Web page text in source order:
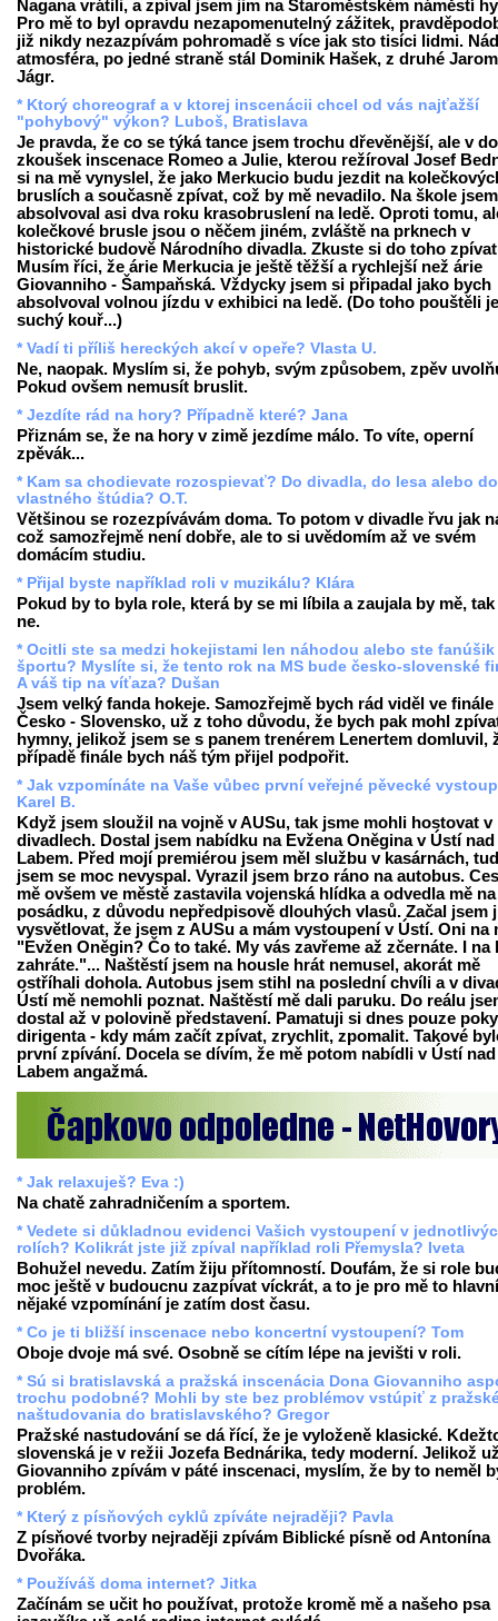
Nagana vrátili, a zpíval jsem jim na Staroměstském náměstí
Pro mě to byl opravdu nezapomenutelný zážitek,
již nikdy nezazpívám pohromadě s více jak sto tisíci lidmi.
atmosféra, po jedné straně stál Dominik Hašek, z druhé
Jágr.
* Ktorý choreograf a v ktorej inscenácii chcel od vás najťažší
"pohybový" výkon? Luboš, Bratislava
Je pravda, že co se týká tance jsem trochu dřevěnější, ale v
zkoušek inscenace Romeo a Julie, kterou režíroval Josef
si na mě vynyslel, že jako Merkucio budu jezdit na
bruslích a současně zpívat, což by mě nevadilo. Na škole jsem
absolvoval asi dva roku krasobruslení na ledě. Oproti tomu,
kolečkové brusle jsou o něčem jiném, zvláště na prknech v
historické budově Národního divadla. Zkuste si do toho
Musím říci, že árie Merkucia je ještě těžší a rychlejší než árie
Giovanniho - Šampaňská. Vždycky jsem si připadal jako bych
absolvoval volnou jízdu v exhibici na ledě. (Do toho pouštěli
suchý kouř...)
* Vadí ti příliš hereckých akcí v opeře? Vlasta U.
Ne, naopak. Myslím si, že pohyb, svým způsobem, zpěv
Pokud ovšem nemusít bruslit.
* Jezdíte rád na hory? Případně které? Jana
Přiznám se, že na hory v zimě jezdíme málo. To víte, operní
zpěvák...
* Kam sa chodievate rozospievať? Do divadla, do lesa alebo do
vlastného štúdia? O.T.
Většinou se rozezpívávám doma. To potom v divadle řvu jak
což samozřejmě není dobře, ale to si uvědomím až ve svém
domácím studiu.
* Přijal byste například roli v muzikálu? Klára
Pokud by to byla role, která by se mi líbila a zaujala by mě,
ne.
* Ocitli ste sa medzi hokejistami len náhodou alebo ste
športu? Myslíte si, že tento rok na MS bude česko-slovenské
A váš tip na víťaza? Dušan
Jsem velký fanda hokeje. Samozřejmě bych rád viděl ve finále
Česko - Slovensko, už z toho důvodu, že bych pak mohl
hymny, jelikož jsem se s panem trenérem Lenertem domluvil,
případě finále bych náš tým přijel podpořit.
* Jak vzpomínáte na Vaše vůbec první veřejné pěvecké
Karel B.
Když jsem sloužil na vojně v AUSu, tak jsme mohli hostovat v
divadlech. Dostal jsem nabídku na Evžena Oněgina v Ústí nad
Labem. Před mojí premiérou jsem měl službu v kasárnách,
jsem se moc nevyspal. Vyrazil jsem brzo ráno na autobus.
mě ovšem ve městě zastavila vojenská hlídka a odvedla mě na
posádku, z důvodu nepředpisově dlouhých vlasů. Začal jsem
vysvětlovat, že jsem z AUSu a mám vystoupení v Ústí. Oni na
"Evžen Oněgin? Čo to také. My vás zavřeme až zčernáte. I na
zahráte."... Naštěstí jsem na housle hrát nemusel, akorát mě
ostříhali dohola. Autobus jsem stihl na poslední chvíli a v
Ústí mě nemohli poznat. Naštěstí mě dali paruku. Do reálu
dostal až v polovině představení. Pamatuji si dnes pouze
dirigenta - kdy mám začít zpívat, zrychlit, zpomalit. Takové
první zpívání. Docela se dívím, že mě potom nabídli v Ústí nad
Labem angažmá.
* Jak relaxuješ? Eva :)
Na chatě zahradničením a sportem.
* Vedete si důkladnou evidenci Vašich vystoupení v
rolích? Kolikrát jste již zpíval například roli Přemysla? Iveta
Bohužel nevedu. Zatím žiju přítomností. Doufám, že si role
moc ještě v budoucnu zazpívat víckrát, a to je pro mě to
nějaké vzpomínání je zatím dost času.
* Co je ti bližší inscenace nebo koncertní vystoupení? Tom
Oboje dvoje má své. Osobně se cítím lépe na jevišti v roli.
* Sú si bratislavská a pražská inscenácia Dona Giovanniho
trochu podobné? Mohli by ste bez problémov vstúpiť z
naštudovania do bratislavského? Gregor
Pražské nastudování se dá řící, že je vyloženě klasické.
slovenská je v režii Jozefa Bednárika, tedy moderní. Jelikož
Giovanniho zpívám v páté inscenaci, myslím, že by to neměl
problém.
* Který z písňových cyklů zpíváte nejraději? Pavla
Z písňové tvorby nejraději zpívám Biblické písně od Antonína
Dvořáka.
* Používáš doma internet? Jitka
Začínám se učit ho používat, protože kromě mě a našeho psa